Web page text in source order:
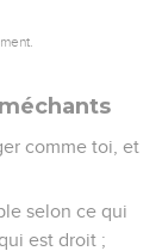
comme toi, et
selon ce qui
est droit ;